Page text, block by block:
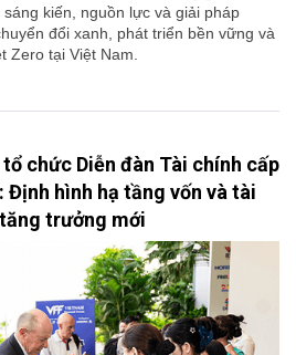
kiến, nguồn lực và giải pháp
đổi xanh, phát triển bền vững và
Zero tại Việt Nam.
chức Diễn đàn Tài chính cấp
Định hình hạ tầng vốn và tài
trưởng mới